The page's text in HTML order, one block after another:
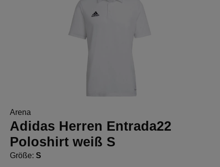
Arena
Adidas Herren Entrada22
Poloshirt weiß S
Größe: S